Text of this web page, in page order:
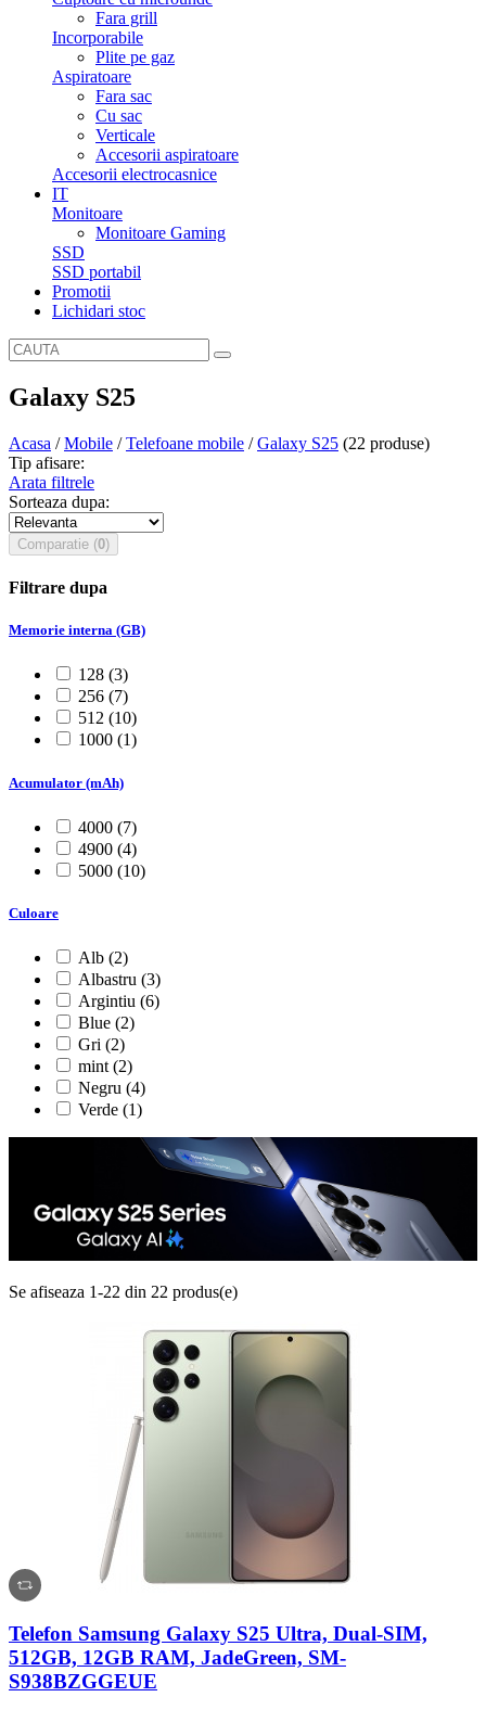
Fara grill
Incorporabile
Plite pe gaz
Aspiratoare
Fara sac
Cu sac
Verticale
Accesorii aspiratoare
Accesorii electrocasnice
IT
Monitoare
Monitoare Gaming
SSD
SSD portabil
Promotii
Lichidari stoc
Galaxy S25
Acasa /Mobile /Telefoane mobile /Galaxy S25 (22 produse)
Tip afisare:
Arata filtrele
Sorteaza dupa:
Comparatie (0)
Filtrare dupa
Memorie interna (GB)
128 (3)
256 (7)
512 (10)
1000 (1)
Acumulator (mAh)
4000 (7)
4900 (4)
5000 (10)
Culoare
Alb (2)
Albastru (3)
Argintiu (6)
Blue (2)
Gri (2)
mint (2)
Negru (4)
Verde (1)
Se afiseaza 1-22 din 22 produs(e)
Telefon Samsung Galaxy S25 Ultra, Dual-SIM,
512GB, 12GB RAM, JadeGreen, SM-
S938BZGGEUE